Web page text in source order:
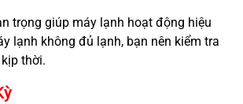
trọng giúp máy lạnh hoạt động hiệu
lạnh không đủ lạnh, bạn nên kiểm tra
thời.